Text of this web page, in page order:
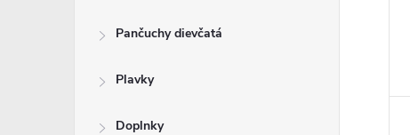
Pančuchy dievčatá
Plavky
Doplnky
d